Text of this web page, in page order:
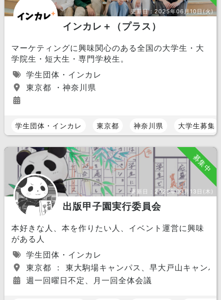
更新日：2025年06月10日(火)
インカレ＋（プラス）
マーケティングに興味関心のある全国の大学生・大
学院生・短大生・専門学校生。
学生団体・インカレ
東京都 ・神奈川県
学生団体・インカレ 東京都 神奈川県 大学生募集
募集中
更新日： 2025年03月13日(木)
出版甲子園実行委員会
本好きな人、本を作りたい人、イベント運営に興味
がある人
学生団体・インカレ
東京都 ： 東大駒場キャンパス、早大戸山キャンパ
週一回曜日不定、月一回全体会議